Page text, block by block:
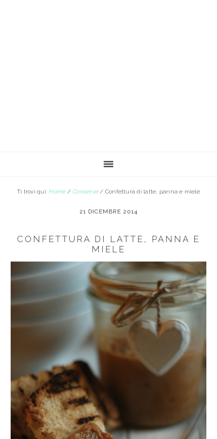
Ti trovi qui: Home / Conserve / Confettura di latte, panna e miele
21 DICEMBRE 2014
CONFETTURA DI LATTE, PANNA E
MIELE